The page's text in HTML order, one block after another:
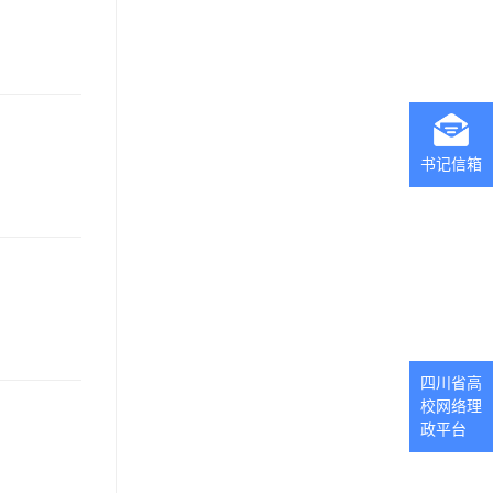
书记信箱
四川省高
校网络理
政平台